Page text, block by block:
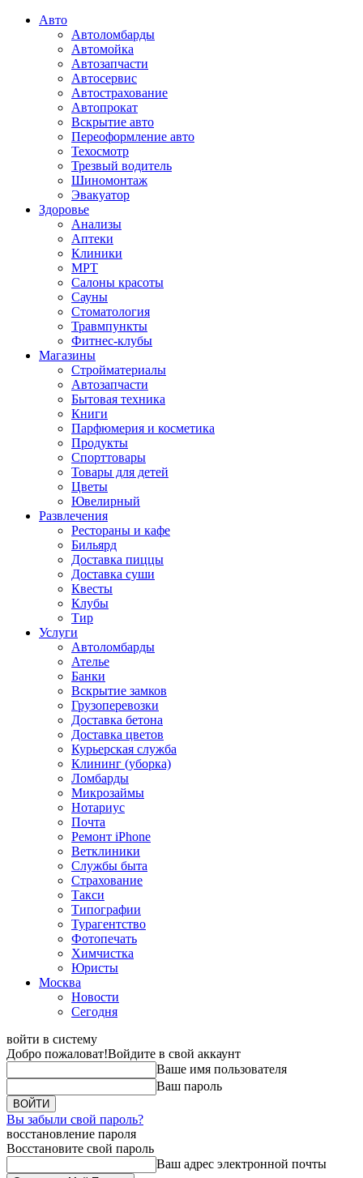
Авто
Автоломбарды
Автомойка
Автозапчасти
Автосервис
Автострахование
Автопрокат
Вскрытие авто
Переоформление авто
Техосмотр
Трезвый водитель
Шиномонтаж
Эвакуатор
Здоровье
Анализы
Аптеки
Клиники
МРТ
Салоны красоты
Сауны
Стоматология
Травмпункты
Фитнес-клубы
Магазины
Стройматериалы
Автозапчасти
Бытовая техника
Книги
Парфюмерия и косметика
Продукты
Спорттовары
Товары для детей
Цветы
Ювелирный
Развлечения
Рестораны и кафе
Бильярд
Доставка пиццы
Доставка суши
Квесты
Клубы
Тир
Услуги
Автоломбарды
Ателье
Банки
Вскрытие замков
Грузоперевозки
Доставка бетона
Доставка цветов
Курьерская служба
Клининг (уборка)
Ломбарды
Микрозаймы
Нотариус
Почта
Ремонт iPhone
Ветклиники
Службы быта
Страхование
Такси
Типографии
Турагентство
Фотопечать
Химчистка
Юристы
Москва
Новости
Сегодня
войти в систему
Добро пожаловат!Войдите в свой аккаунт
Ваше имя пользователя
Ваш пароль
Вы забыли свой пароль?
восстановление пароля
Восстановите свой пароль
Ваш адрес электронной почты